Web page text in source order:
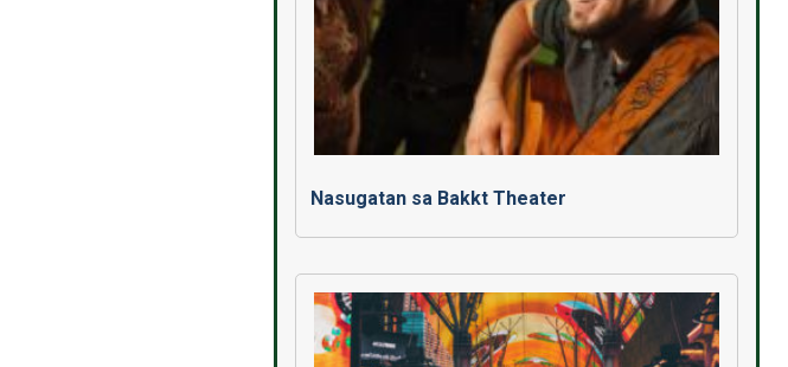
Nasugatan sa Bakkt Theater